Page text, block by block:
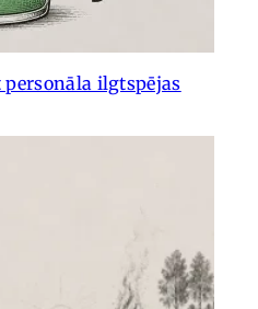
ilgtspējas